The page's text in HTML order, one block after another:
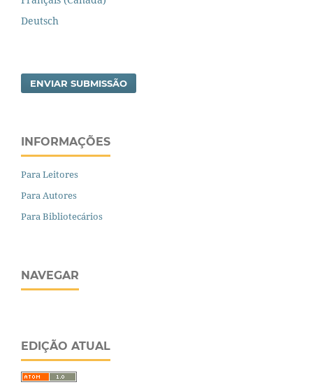
Deutsch
ENVIAR SUBMISSÃO
INFORMAÇÕES
Para Leitores
Para Autores
Para Bibliotecários
NAVEGAR
EDIÇÃO ATUAL